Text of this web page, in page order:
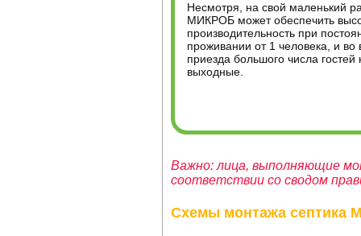
Несмотря, на свой маленький
МИКРОБ может обеспечить
производительность при
проживании от 1 человека, и во
приезда большого числа гостей
выходные.
Важно: лица, выполняющие
соответствии со сводом
Схемы монтажа септика